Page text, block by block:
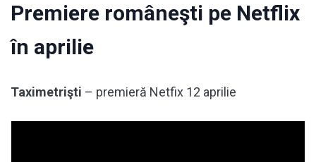
Premiere româneşti pe Netflix
în aprilie
Taximetrişti – premieră Netfix 12 aprilie